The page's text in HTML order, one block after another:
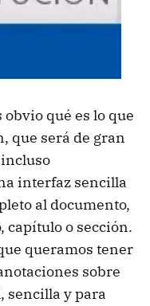
obvio qué es lo que
que será de gran
interfaz sencilla
al documento,
capítulo o sección.
queramos tener
sobre
sencilla y para